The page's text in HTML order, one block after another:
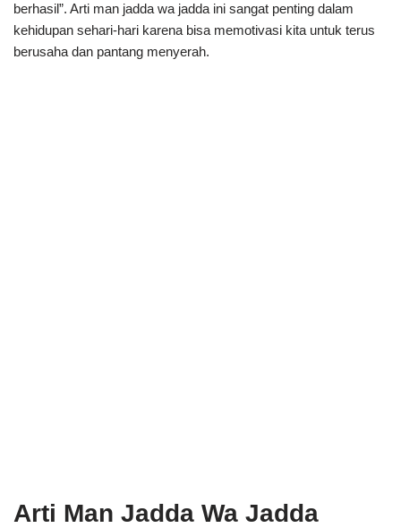
berhasil”. Arti man jadda wa jadda ini sangat penting dalam
kehidupan sehari-hari karena bisa memotivasi kita untuk terus
berusaha dan pantang menyerah.
Arti Man Jadda Wa Jadda